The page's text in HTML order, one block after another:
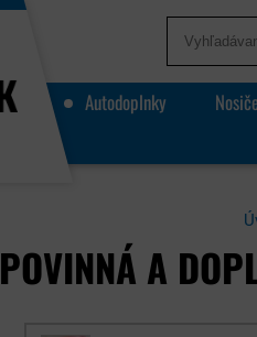
Autodoplnky
POVINNÁ A